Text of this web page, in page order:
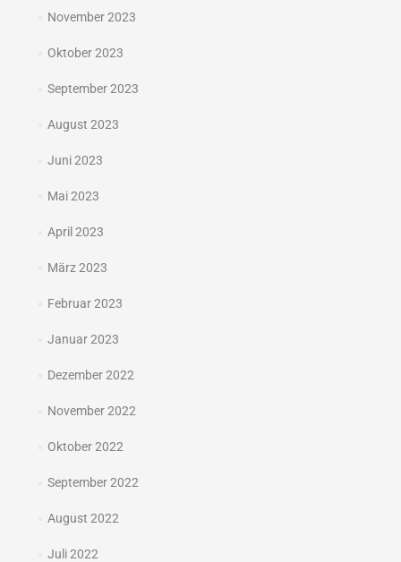
November 2023
Oktober 2023
September 2023
August 2023
Juni 2023
Mai 2023
April 2023
März 2023
Februar 2023
Januar 2023
Dezember 2022
November 2022
Oktober 2022
September 2022
August 2022
Juli 2022